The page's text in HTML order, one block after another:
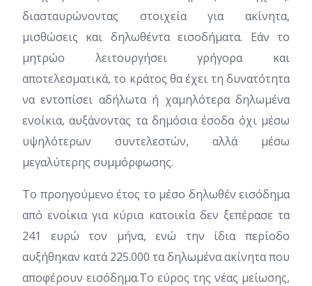
διασταυρώνοντας στοιχεία για ακίνητα,
μισθώσεις και δηλωθέντα εισοδήματα. Εάν το
μητρώο λειτουργήσει γρήγορα και
αποτελεσματικά, το κράτος θα έχει τη δυνατότητα
να εντοπίσει αδήλωτα ή χαμηλότερα δηλωμένα
ενοίκια, αυξάνοντας τα δημόσια έσοδα όχι μέσω
υψηλότερων συντελεστών, αλλά μέσω
μεγαλύτερης συμμόρφωσης.
Το προηγούμενο έτος το μέσο δηλωθέν εισόδημα
από ενοίκια για κύρια κατοικία δεν ξεπέρασε τα
241 ευρώ τον μήνα, ενώ την ίδια περίοδο
αυξήθηκαν κατά 225.000 τα δηλωμένα ακίνητα που
αποφέρουν εισόδημα.Το εύρος της νέας μείωσης,